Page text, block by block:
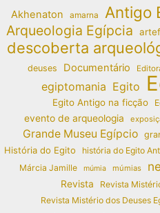
Akhenaton amarna Antigo
Arqueologia Egípcia
descoberta
deuses Documentário
egiptomania Egito
Egito Antigo na ficção
evento de arqueologia
Grande Museu Egípcio
História do Egito
história do Egito
Márcia Jamille múmia múmias
Revista
Revista
Revista Mistério dos Deuses